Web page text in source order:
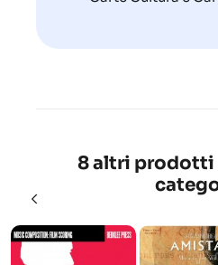
8 altri prodotti